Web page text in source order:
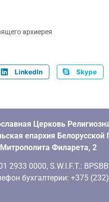
архиерея
LinkedIn Skype
Церковь
епархия Белорусской
Филарета, 2
2933 0000, S.W.I.F.T.:
бухгалтерии: +375